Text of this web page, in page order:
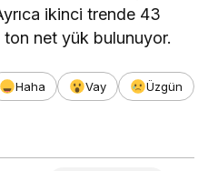
ikinci trende 43
net yük bulunuyor.
Haha Vay
Üzgün